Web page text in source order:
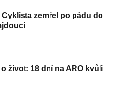
zemřel po pádu do
život: 18 dní na ARO kvůli